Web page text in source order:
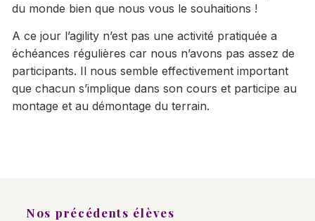
du monde bien que nous vous le souhaitions !
A ce jour l’agility n’est pas une activité pratiquée a
échéances régulières car nous n’avons pas assez de
participants. Il nous semble effectivement important
que chacun s’implique dans son cours et participe au
montage et au démontage du terrain.
Nos précédents élèves